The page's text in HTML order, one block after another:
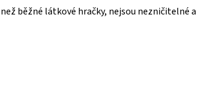
běžné látkové hračky, nejsou nezničitelné